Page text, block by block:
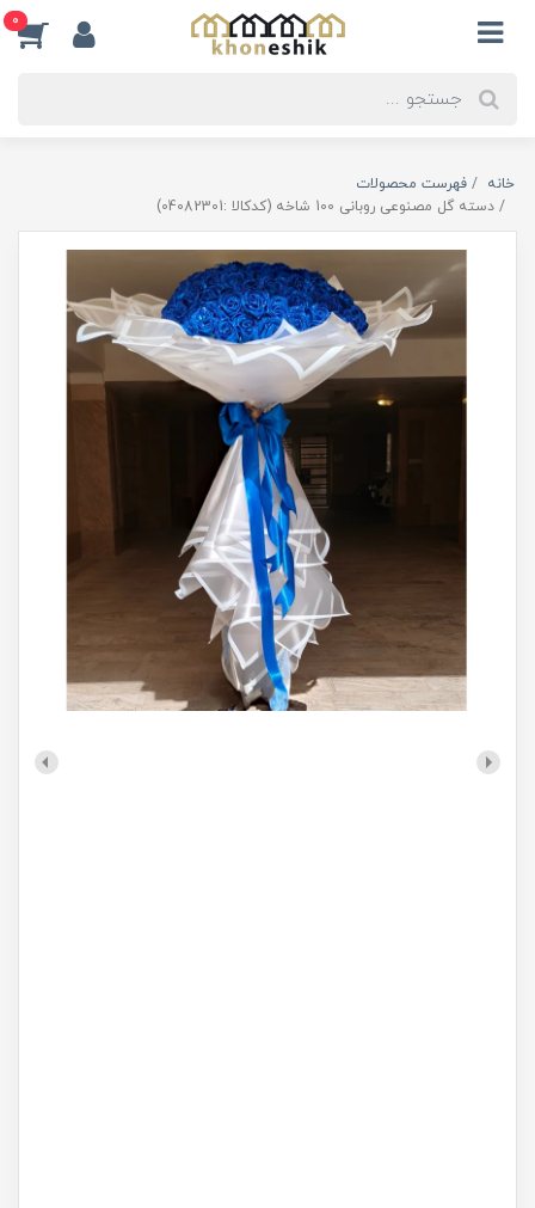
0
خانه
فهرست محصولات
دسته گل مصنوعی روبانی 100 شاخه (کدکالا :04082301)